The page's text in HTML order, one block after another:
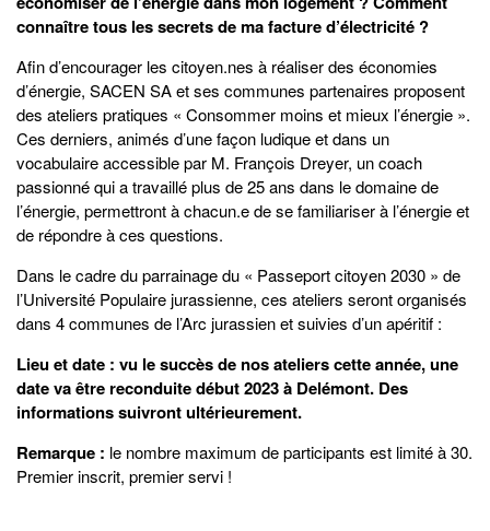
connaître tous les secrets de ma facture d’électricité ?
Afin d’encourager les citoyen.nes à réaliser des économies
d’énergie, SACEN SA et ses communes partenaires proposent
des ateliers pratiques « Consommer moins et mieux l’énergie ».
Ces derniers, animés d’une façon ludique et dans un
vocabulaire accessible par M. François Dreyer, un coach
passionné qui a travaillé plus de 25 ans dans le domaine de
l’énergie, permettront à chacun.e de se familiariser à l’énergie et
de répondre à ces questions.
Dans le cadre du parrainage du « Passeport citoyen 2030 » de
l’Université Populaire jurassienne, ces ateliers seront organisés
dans 4 communes de l’Arc jurassien et suivies d’un apéritif :
Lieu et date : vu le succès de nos ateliers cette année, une
date va être reconduite début 2023 à Delémont. Des
informations suivront ultérieurement.
Remarque : le nombre maximum de participants est limité à 30.
Premier inscrit, premier servi !